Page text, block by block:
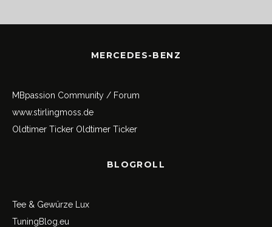
MERCEDES-BENZ
MBpassion Community / Forum
www.stirlingmoss.de
Oldtimer Ticker Oldtimer Ticker
BLOGROLL
Tee & Gewürze Lux
TuningBlog.eu